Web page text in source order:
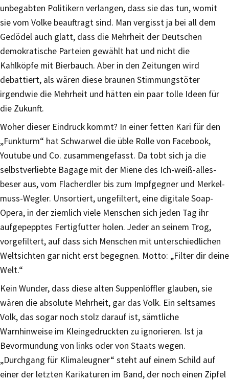
unbegabten Politikern verlangen, dass sie das tun, womit
sie vom Volke beauftragt sind. Man vergisst ja bei all dem
Gedödel auch glatt, dass die Mehrheit der Deutschen
demokratische Parteien gewählt hat und nicht die
Kahlköpfe mit Bierbauch. Aber in den Zeitungen wird
debattiert, als wären diese braunen Stimmungstöter
irgendwie die Mehrheit und hätten ein paar tolle Ideen für
die Zukunft.
Woher dieser Eindruck kommt? In einer fetten Kari für den
„Funkturm“ hat Schwarwel die üble Rolle von Facebook,
Youtube und Co. zusammengefasst. Da tobt sich ja die
selbstverliebte Bagage mit der Miene des Ich-weiß-alles-
beser aus, vom Flacherdler bis zum Impfgegner und Merkel-
muss-Wegler. Unsortiert, ungefiltert, eine digitale Soap-
Opera, in der ziemlich viele Menschen sich jeden Tag ihr
aufgepepptes Fertigfutter holen. Jeder an seinem Trog,
vorgefiltert, auf dass sich Menschen mit unterschiedlichen
Weltsichten gar nicht erst begegnen. Motto: „Filter dir deine
Welt.“
Kein Wunder, dass diese alten Suppenlöffler glauben, sie
wären die absolute Mehrheit, gar das Volk. Ein seltsames
Volk, das sogar noch stolz darauf ist, sämtliche
Warnhinweise im Kleingedruckten zu ignorieren. Ist ja
Bevormundung von links oder von Staats wegen.
„Durchgang für Klimaleugner“ steht auf einem Schild auf
einer der letzten Karikaturen im Band, der noch einen Zipfel